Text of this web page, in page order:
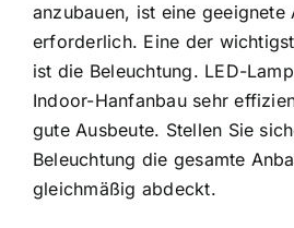
anzubauen, ist eine geeignete
erforderlich. Eine der
ist die Beleuchtung. LED-
Indoor-Hanfanbau sehr
gute Ausbeute. Stellen Sie
Beleuchtung die gesamte
gleichmäßig abdeckt.